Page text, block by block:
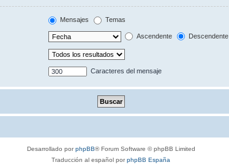
Mensajes Temas
Ascendente Descendente
Caracteres del mensaje
Desarrollado porphpBB® Forum Software © phpBB Limited
Traducción al español porphpBB España